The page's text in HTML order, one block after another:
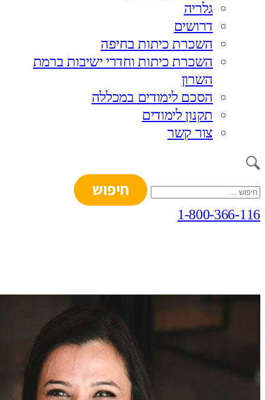
גלריה
דרושים
השכרת כיתות בחיפה
השכרת כיתות וחדרי ישיבות ברמת
השרון
הסכם לימודים במכללה
תקנון לימודים
צור קשר
חיפוש:
1-800-366-116